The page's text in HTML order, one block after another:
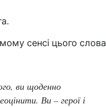
сенсі цього слова
ви щоденно
Ви – герої і